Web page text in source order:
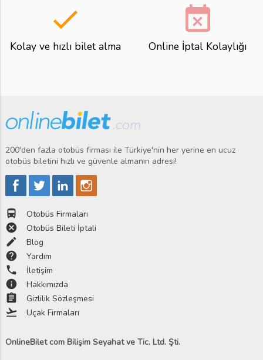
done
Kolay ve hızlı bilet alma
event_busy
Online İptal Kolaylığı
200'den fazla otobüs firması ile Türkiye'nin her yerine en ucuz
otobüs biletini hızlı ve güvenle almanın adresi!
directions_bus Otobüs Firmaları
cancel Otobüs Bileti İptali
edit Blog
help Yardım
phone İletişim
info Hakkımızda
assignment Gizlilik Sözleşmesi
flight_takeoff Uçak Firmaları
OnlineBilet com Bilişim Seyahat ve Tic. Ltd. Şti.